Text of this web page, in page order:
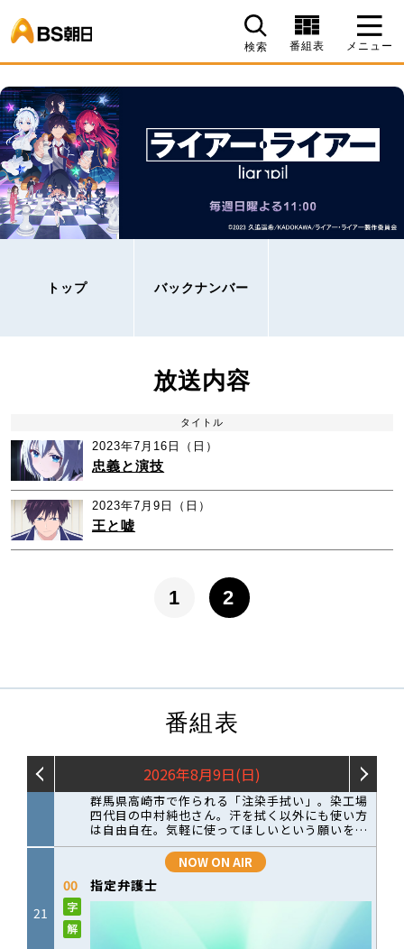
検索 番組表 メニュー
トップ バックナンバー
放送内容
タイトル
2023年7月16日（日）
忠義と演技
2023年7月9日（日）
王と嘘
1 2
番組表